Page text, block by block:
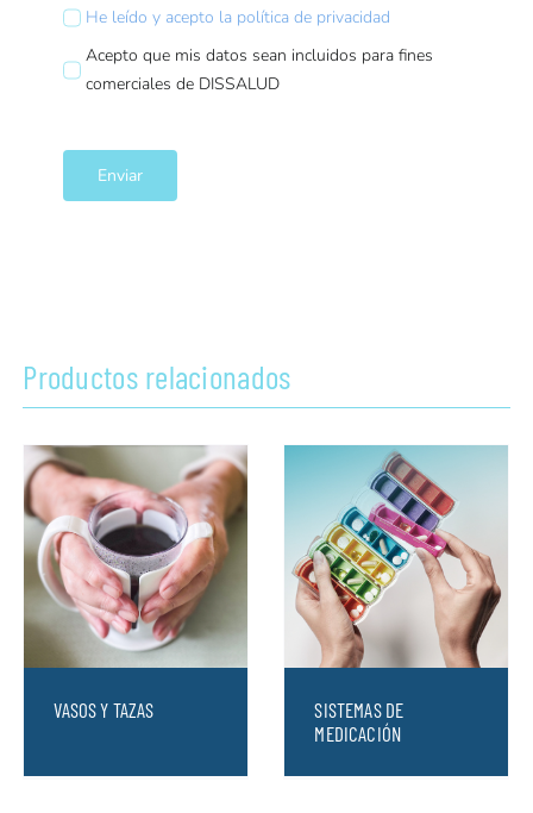
He leído y acepto la política de privacidad
Acepto que mis datos sean incluidos para fines
comerciales de DISSALUD
Enviar
Productos relacionados
VASOS Y TAZAS
SISTEMAS DE
MEDICACIÓN